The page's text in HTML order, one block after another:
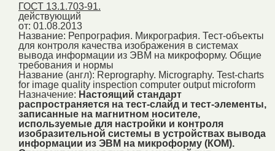
ГОСТ 13.1.703-91.
действующий
от: 01.08.2013
Название: Репрография. Микрография. Тест-объекты
для контроля качества изображения в системах
вывода информации из ЭВМ на микроформу. Общие
требования и нормы
Название (англ): Reprography. Micrography. Test-charts
for image quality inspection computer output microform
Назначение: Настоящий стандарт
распространяется на тест-слайд и тест-элементы,
записанные на магнитном носителе,
используемые для настройки и контроля
изобразительной системы в устройствах вывода
информации из ЭВМ на микроформу (КОМ).